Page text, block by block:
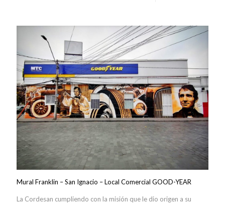
Mural Franklin – San Ignacio – Local Comercial GOOD-YEAR
La Cordesan cumpliendo con la misión que le dio origen a su